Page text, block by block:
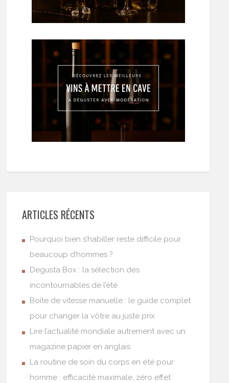
ARTICLES RÉCENTS
Pourquoi bien s’habiller reste difficile pour
beaucoup d’hommes ?
Degusta Box : la sélection des
incontournables de l’été
Boîte de vitesse manuelle : le guide complet
pour changer la vôtre au juste prix
Lire l’actualité mondiale autrement avec un
magazine papier en anglais
La routine de soin du corps en été pour
homme : efficacité maximale, zéro effet